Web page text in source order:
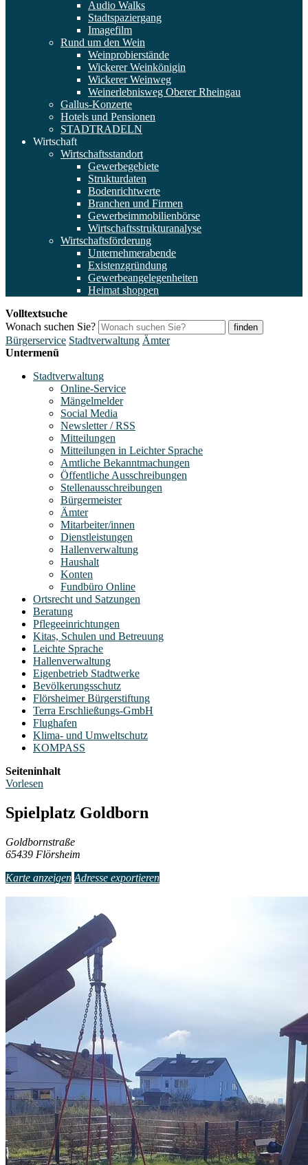
Audio Walks
Stadtspaziergang
Imagefilm
Rund um den Wein
Weinprobierstände
Wickerer Weinkönigin
Wickerer Weinweg
Weinerlebnisweg Oberer Rheingau
Gallus-Konzerte
Hotels und Pensionen
STADTRADELN
Wirtschaft
Wirtschaftsstandort
Gewerbegebiete
Strukturdaten
Bodenrichtwerte
Branchen und Firmen
Gewerbeimmobilienbörse
Wirtschaftsstrukturanalyse
Wirtschaftsförderung
Unternehmerabende
Existenzgründung
Gewerbeangelegenheiten
Heimat shoppen
Volltextsuche
Wonach suchen Sie?
finden
Bürgerservice Stadtverwaltung Ämter
Untermenü
Stadtverwaltung
Online-Service
Mängelmelder
Social Media
Newsletter / RSS
Mitteilungen
Mitteilungen in Leichter Sprache
Amtliche Bekanntmachungen
Öffentliche Ausschreibungen
Stellenausschreibungen
Bürgermeister
Ämter
Mitarbeiter/innen
Dienstleistungen
Hallenverwaltung
Haushalt
Konten
Fundbüro Online
Ortsrecht und Satzungen
Beratung
Pflegeeinrichtungen
Kitas, Schulen und Betreuung
Leichte Sprache
Hallenverwaltung
Eigenbetrieb Stadtwerke
Bevölkerungsschutz
Flörsheimer Bürgerstiftung
Terra Erschließungs-GmbH
Flughafen
Klima- und Umweltschutz
KOMPASS
Seiteninhalt
Vorlesen
Spielplatz Goldborn
Goldbornstraße
65439 Flörsheim
Karte anzeigen Adresse exportieren